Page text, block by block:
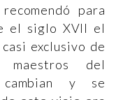
para
el siglo XVII el
exclusivo de
del
cambian y se